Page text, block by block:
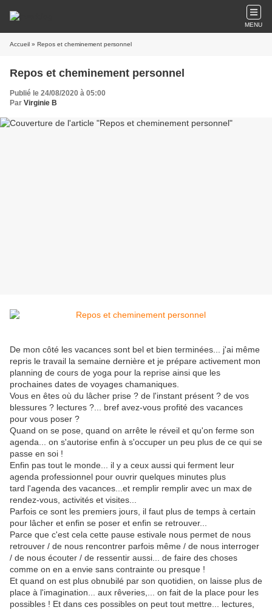
MENU
Accueil » Repos et cheminement personnel
Repos et cheminement personnel
Publié le 24/08/2020 à 05:00
Par Virginie B
De mon côté les vacances sont bel et bien terminées... j'ai même
repris le travail la semaine dernière et je prépare activement mon
planning de cours de yoga pour la reprise ainsi que les
prochaines dates de voyages chamaniques.
Vous en êtes où du lâcher prise ? de l'instant présent ? de vos
blessures ? lectures ?... bref avez-vous profité des vacances
pour vous poser ?
Quand on se pose, quand on arrête le réveil et qu'on ferme son
agenda... on s'autorise enfin à s'occuper un peu plus de ce qui se
passe en soi !
Enfin pas tout le monde... il y a ceux aussi qui ferment leur
agenda professionnel pour ouvrir quelques minutes plus
tard l'agenda des vacances...et remplir remplir avec un max de
rendez-vous, activités et visites...
Parfois ce sont les premiers jours, il faut plus de temps à certain
pour lâcher et enfin se poser et enfin se retrouver...
Parce que c'est cela cette pause estivale nous permet de nous
retrouver / de nous rencontrer parfois même / de nous interroger
/ de nous écouter / de ressentir aussi... de faire des choses
comme on en a envie sans contrainte ou presque !
Et quand on est plus obnubilé par son quotidien, on laisse plus de
place à l'imagination... aux rêveries,... on fait de la place pour les
possibles ! Et dans ces possibles on peut tout mettre... lectures,